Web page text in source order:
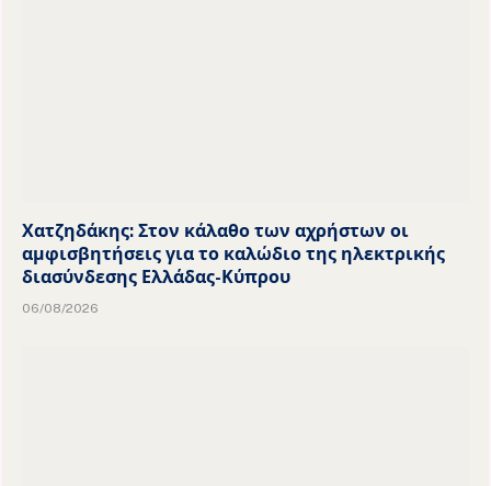
Χατζηδάκης: Στον κάλαθο των αχρήστων οι
αμφισβητήσεις για το καλώδιο της ηλεκτρικής
διασύνδεσης Ελλάδας-Κύπρου
06/08/2026